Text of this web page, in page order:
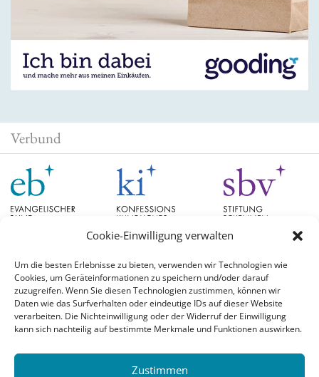
Cookie-Einwilligung verwalten
Um die besten Erlebnisse zu bieten, verwenden wir Technologien wie
Cookies, um Geräteinformationen zu speichern und/oder darauf
zuzugreifen. Wenn Sie diesen Technologien zustimmen, können wir
Daten wie das Surfverhalten oder eindeutige IDs auf dieser Website
verarbeiten. Die Nichteinwilligung oder der Widerruf der Einwilligung
kann sich nachteilig auf bestimmte Merkmale und Funktionen auswirken.
Zustimmen
Verbund
Schlagwörter
#aufgetischt Christian Schad Diskussion EB Bayern EB Hessen Evangelische
konfessionskundliches Institut